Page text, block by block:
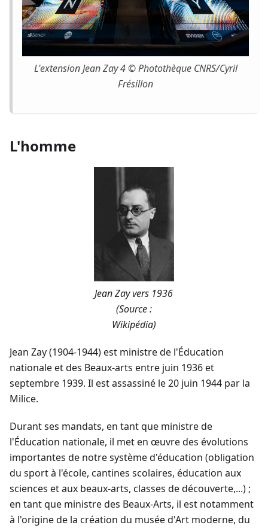
L'extension Jean Zay 4 © Photothèque CNRS/Cyril
Frésillon
L'homme
Jean Zay vers 1936
(Source :
Wikipédia)
Jean Zay (1904-1944) est ministre de l'Éducation
nationale et des Beaux-arts entre juin 1936 et
septembre 1939. Il est assassiné le 20 juin 1944 par la
Milice.
Durant ses mandats, en tant que ministre de
l'Éducation nationale, il met en œuvre des évolutions
importantes de notre système d'éducation (obligation
du sport à l'école, cantines scolaires, éducation aux
sciences et aux beaux-arts, classes de découverte,...) ;
en tant que ministre des Beaux-Arts, il est notamment
à l'origine de la création du musée d'Art moderne, du